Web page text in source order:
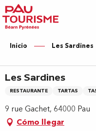
Aller
au
contenu
principal
Inicio Les Sardines
Les Sardines
RESTAURANTE TARTAS
9 rue Gachet, 64000 Pau
Cómo llegar